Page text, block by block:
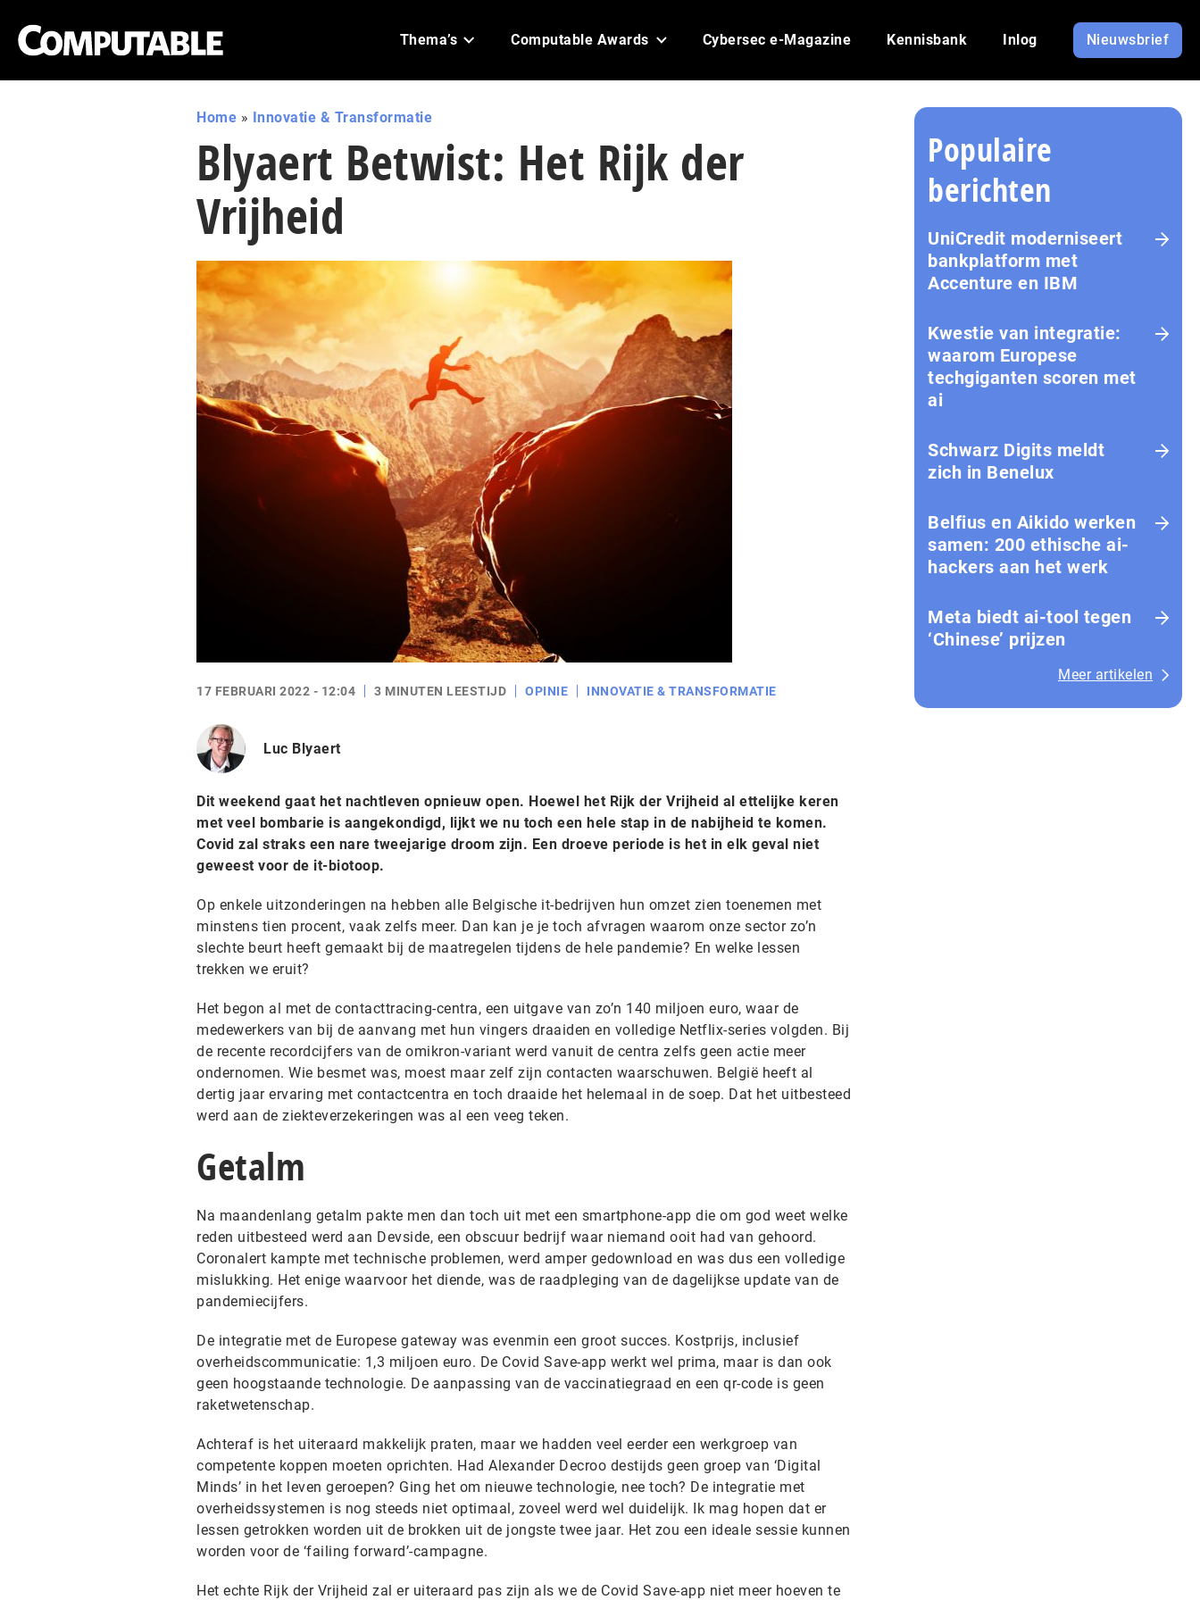
Thema’s Computable Awards Cybersec e-Magazine Kennisbank Inlog Nieuwsbrief
Home » Innovatie & Transformatie
Blyaert Betwist: Het Rijk der
Vrijheid
17 FEBRUARI 2022 - 12:04 3 MINUTEN LEESTIJD OPINIE INNOVATIE & TRANSFORMATIE
Luc Blyaert
Dit weekend gaat het nachtleven opnieuw open. Hoewel het Rijk der Vrijheid al ettelijke keren
met veel bombarie is aangekondigd, lijkt we nu toch een hele stap in de nabijheid te komen.
Covid zal straks een nare tweejarige droom zijn. Een droeve periode is het in elk geval niet
geweest voor de it-biotoop.
Op enkele uitzonderingen na hebben alle Belgische it-bedrijven hun omzet zien toenemen met
minstens tien procent, vaak zelfs meer. Dan kan je je toch afvragen waarom onze sector zo’n
slechte beurt heeft gemaakt bij de maatregelen tijdens de hele pandemie? En welke lessen
trekken we eruit?
Het begon al met de contacttracing-centra, een uitgave van zo’n 140 miljoen euro, waar de
medewerkers van bij de aanvang met hun vingers draaiden en volledige Netflix-series volgden. Bij
de recente recordcijfers van de omikron-variant werd vanuit de centra zelfs geen actie meer
ondernomen. Wie besmet was, moest maar zelf zijn contacten waarschuwen. België heeft al
dertig jaar ervaring met contactcentra en toch draaide het helemaal in de soep. Dat het uitbesteed
werd aan de ziekteverzekeringen was al een veeg teken.
Getalm
Na maandenlang getalm pakte men dan toch uit met een smartphone-app die om god weet welke
reden uitbesteed werd aan Devside, een obscuur bedrijf waar niemand ooit had van gehoord.
Coronalert kampte met technische problemen, werd amper gedownload en was dus een volledige
mislukking. Het enige waarvoor het diende, was de raadpleging van de dagelijkse update van de
pandemiecijfers.
De integratie met de Europese gateway was evenmin een groot succes. Kostprijs, inclusief
overheidscommunicatie: 1,3 miljoen euro. De Covid Save-app werkt wel prima, maar is dan ook
geen hoogstaande technologie. De aanpassing van de vaccinatiegraad en een qr-code is geen
raketwetenschap.
Achteraf is het uiteraard makkelijk praten, maar we hadden veel eerder een werkgroep van
competente koppen moeten oprichten. Had Alexander Decroo destijds geen groep van ‘Digital
Minds’ in het leven geroepen? Ging het om nieuwe technologie, nee toch? De integratie met
overheidssystemen is nog steeds niet optimaal, zoveel werd wel duidelijk. Ik mag hopen dat er
lessen getrokken worden uit de brokken uit de jongste twee jaar. Het zou een ideale sessie kunnen
worden voor de ‘failing forward’-campagne.
Het echte Rijk der Vrijheid zal er uiteraard pas zijn als we de Covid Save-app niet meer hoeven te
Populaire
berichten
UniCredit moderniseert
bankplatform met
Accenture en IBM
Kwestie van integratie:
waarom Europese
techgiganten scoren met
ai
Schwarz Digits meldt
zich in Benelux
Belfius en Aikido werken
samen: 200 ethische ai-
hackers aan het werk
Meta biedt ai-tool tegen
‘Chinese’ prijzen
Meer artikelen